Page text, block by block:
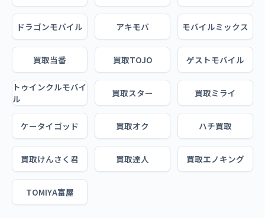
ドラゴンモバイル アキモバ モバイルミックス
買取当番 買取TOJO ゲストモバイル
トゥインクルモバイ
ル
買取スター 買取ミライ
ケータイゴッド 買取オク ハチ買取
買取けんさく君 買取達人 買取エノキング
TOMIYA富屋